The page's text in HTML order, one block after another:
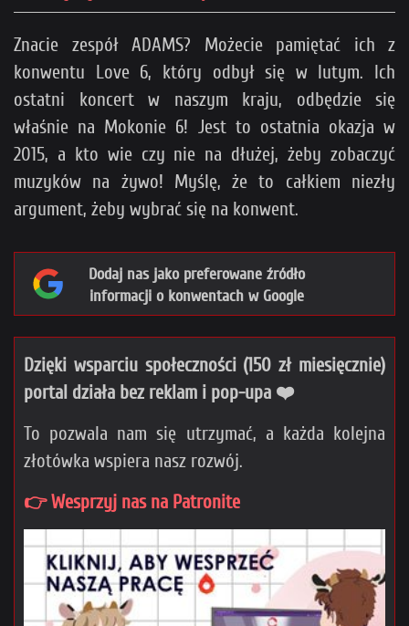
Znacie zespół ADAMS? Możecie pamiętać ich z
konwentu Love 6, który odbył się w lutym. Ich
ostatni koncert w naszym kraju, odbędzie się
właśnie na Mokonie 6! Jest to ostatnia okazja w
2015, a kto wie czy nie na dłużej, żeby zobaczyć
muzyków na żywo! Myślę, że to całkiem niezły
argument, żeby wybrać się na konwent.
Dodaj nas jako preferowane źródło
informacji o konwentach w Google
Dzięki wsparciu społeczności (150 zł miesięcznie)
portal działa bez reklam i pop-upa ❤️
To pozwala nam się utrzymać, a każda kolejna
złotówka wspiera nasz rozwój.
👉 Wesprzyj nas na Patronite